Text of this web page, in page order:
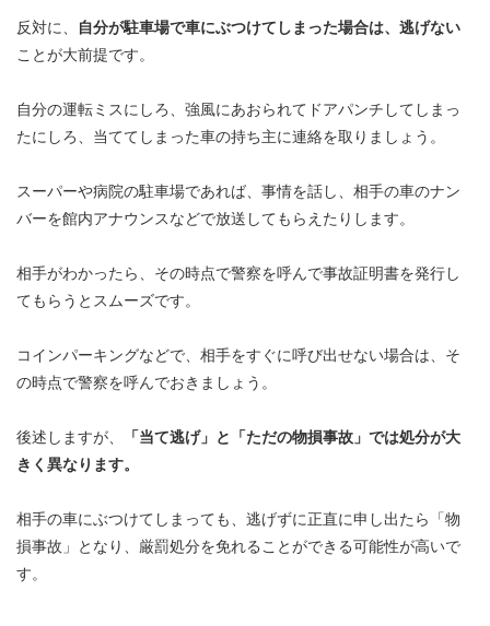
反対に、 自分が駐車場で車にぶつけてしまった場合は、逃げない
ことが大前提です。
自分の運転ミスにしろ、強風にあおられてドアパンチしてしまっ
たにしろ、当ててしまった車の持ち主に連絡を取りましょう。
スーパーや病院の駐車場であれば、事情を話し、相手の車のナン
バーを館内アナウンスなどで放送してもらえたりします。
相手がわかったら、その時点で警察を呼んで事故証明書を発行し
てもらうとスムーズです。
コインパーキングなどで、相手をすぐに呼び出せない場合は、そ
の時点で警察を呼んでおきましょう。
後述しますが、
「当て逃げ」と「ただの物損事故」では処分が大
きく異なります。
相手の車にぶつけてしまっても、逃げずに正直に申し出たら「物
損事故」となり、厳罰処分を免れることができる可能性が高いで
す。